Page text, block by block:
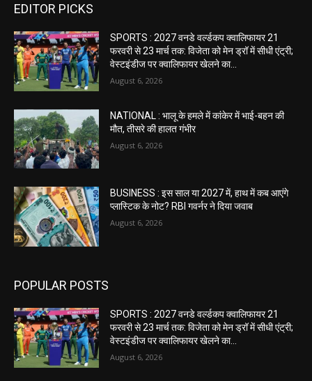
EDITOR PICKS
SPORTS : 2027 वनडे वर्ल्डकप क्वालिफायर 21
फरवरी से 23 मार्च तक: विजेता को मेन ड्रॉ में सीधी एंट्री;
वेस्टइंडीज पर क्वालिफायर खेलने का...
August 6, 2026
NATIONAL : भालू के हमले में कांकेर में भाई-बहन की
मौत, तीसरे की हालत गंभीर
August 6, 2026
BUSINESS : इस साल या 2027 में, हाथ में कब आएंगे
प्लास्टिक के नोट? RBI गवर्नर ने दिया जवाब
August 6, 2026
POPULAR POSTS
SPORTS : 2027 वनडे वर्ल्डकप क्वालिफायर 21
फरवरी से 23 मार्च तक: विजेता को मेन ड्रॉ में सीधी एंट्री;
वेस्टइंडीज पर क्वालिफायर खेलने का...
August 6, 2026